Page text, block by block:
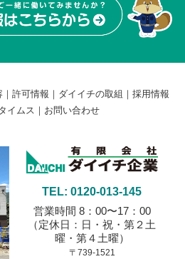
｜ 許可情報 ｜ ダイイチの取組 ｜ 採用情報
イムス ｜ お問い合わせ
TEL: 0120-013-145
営業時間 8：00〜17：00
（定休日：日・祝・第２土
曜・第４土曜）
〒739-1521